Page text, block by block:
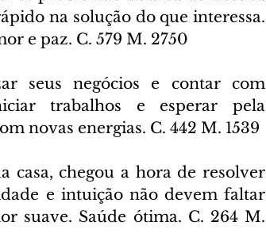
na solução do que interessa.
e paz. C. 579 M. 2750
seus negócios e contar com
trabalhos e esperar pela
novas energias. C. 442 M. 1539
casa, chegou a hora de resolver
e intuição não devem faltar
suave. Saúde ótima. C. 264 M.